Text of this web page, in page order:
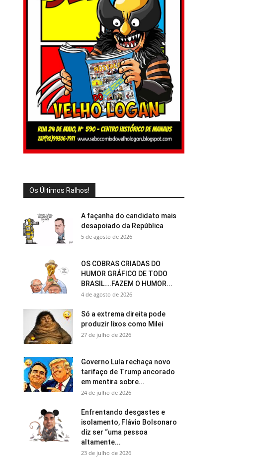
Os Últimos Ralhos!
A façanha do candidato mais
desapoiado da República
5 de agosto de 2026
OS COBRAS CRIADAS DO
HUMOR GRÁFICO DE TODO
BRASIL….FAZEM O HUMOR...
4 de agosto de 2026
Só a extrema direita pode
produzir lixos como Milei
27 de julho de 2026
Governo Lula rechaça novo
tarifaço de Trump ancorado
em mentira sobre...
24 de julho de 2026
Enfrentando desgastes e
isolamento, Flávio Bolsonaro
diz ser “uma pessoa
altamente...
23 de julho de 2026